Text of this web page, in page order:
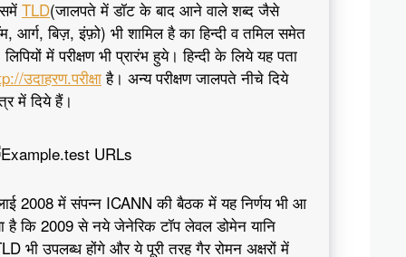
TLD(जालपते में डॉट के बाद आने वाले शब्द जैसे
आर्ग, बिज़, इंफ़ो) भी शामिल है का हिन्दी व तमिल समेत
में परीक्षण भी प्रारंभ हुये। हिन्दी के लिये यह पता
उदाहरण.परीक्षाहै। अन्य परीक्षण जालपते नीचे दिये
में दिये हैं।
2008 में संपन्न ICANN की बैठक में यह निर्णय भी आ
है कि 2009 से नये जेनेरिक टॉप लेवल डोमेन यानि
भी उपलब्ध होंगे और ये पूरी तरह गैर रोमन अक्षरों में